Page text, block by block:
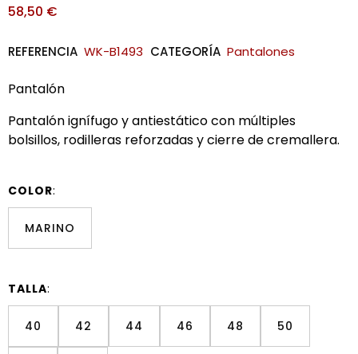
58,50 €
REFERENCIA WK-B1493 CATEGORÍA Pantalones
Pantalón
Pantalón ignífugo y antiestático con múltiples
bolsillos, rodilleras reforzadas y cierre de cremallera.
COLOR:
MARINO
TALLA:
40 42 44 46 48 50